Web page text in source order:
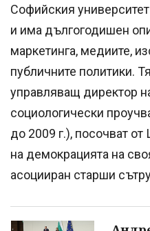
Софийския
и има дългогодишен
маркетинга, медиите,
публичните политики.
управляващ директор
социологически
до 2009 г.), посочват
на демокрацията на
асоцииран старши